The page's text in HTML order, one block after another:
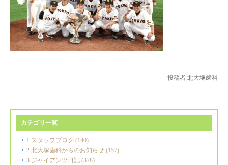
投稿者 北大塚歯科
カテゴリ一覧
1.スタッフブログ (140)
2.北大塚歯科からのお知らせ (157)
3.ジャイアンツ日記 (378)